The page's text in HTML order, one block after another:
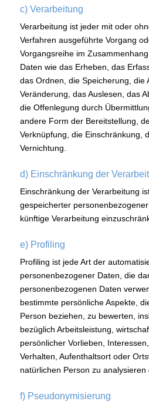
c) Verarbeitung
Verarbeitung ist jeder mit oder
Verfahren ausgeführte Vorgang
Vorgangsreihe im
Daten wie das Erheben, das
das Ordnen, die Speicherung, die
Veränderung, das Auslesen, das
die Offenlegung durch
andere Form der Bereitstellung,
Verknüpfung, die Einschränkung,
Vernichtung.
d) Einschränkung der
Einschränkung der Verarbeitung
gespeicherter
künftige Verarbeitung
e) Profiling
Profiling ist jede Art der
personenbezogener Daten, die
personenbezogenen Daten
bestimmte persönliche Aspekte,
Person beziehen, zu bewerten,
bezüglich Arbeitsleistung,
persönlicher Vorlieben,
Verhalten, Aufenthaltsort oder
natürlichen Person zu analysieren
f) Pseudonymisierung